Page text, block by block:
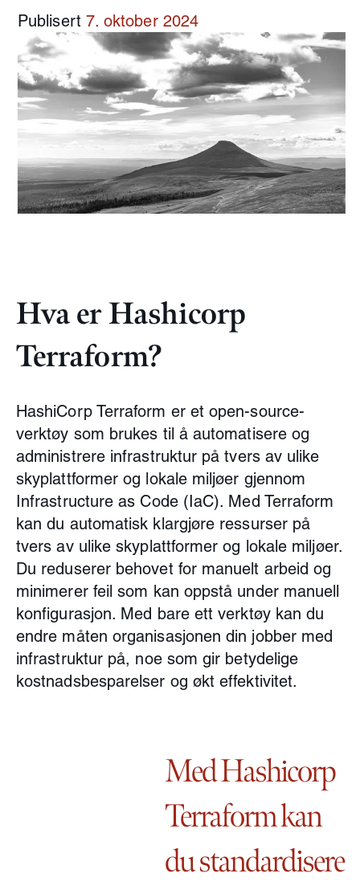
Publisert 7. oktober 2024
Hva er Hashicorp
Terraform?
HashiCorp Terraform er et open-source-
verktøy som brukes til å automatisere og
administrere infrastruktur på tvers av ulike
skyplattformer og lokale miljøer gjennom
Infrastructure as Code (IaC). Med Terraform
kan du automatisk klargjøre ressurser på
tvers av ulike skyplattformer og lokale miljøer.
Du reduserer behovet for manuelt arbeid og
minimerer feil som kan oppstå under manuell
konfigurasjon. Med bare ett verktøy kan du
endre måten organisasjonen din jobber med
infrastruktur på, noe som gir betydelige
kostnadsbesparelser og økt effektivitet.
Med Hashicorp
Terraform kan
du standardisere